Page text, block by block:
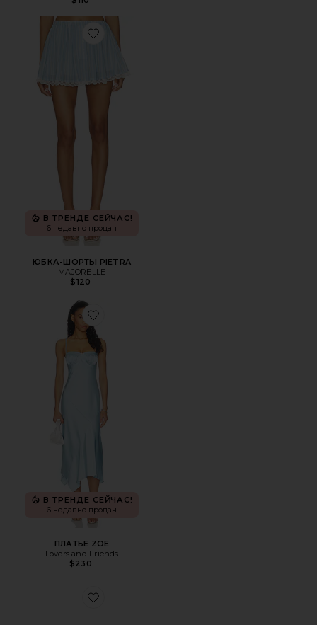
Favorite ЮБКА-ШОРТЫ PIETRA
В ТРЕНДЕ СЕЙЧАС!
6 недавно продан
ЮБКА-ШОРТЫ PIETRA
MAJORELLE
$120
Favorite ПЛАТЬЕ ZOE
В ТРЕНДЕ СЕЙЧАС!
6 недавно продан
ПЛАТЬЕ ZOE
Lovers and Friends
$230
Favorite КЛАТЧ VIENNA